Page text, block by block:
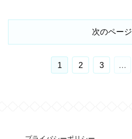
次のページ
1 2 3 …